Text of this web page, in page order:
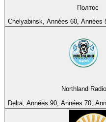
Полтос
Chelyabinsk, Années 60, Années
Northland Radio
Delta, Années 90, Années 70,